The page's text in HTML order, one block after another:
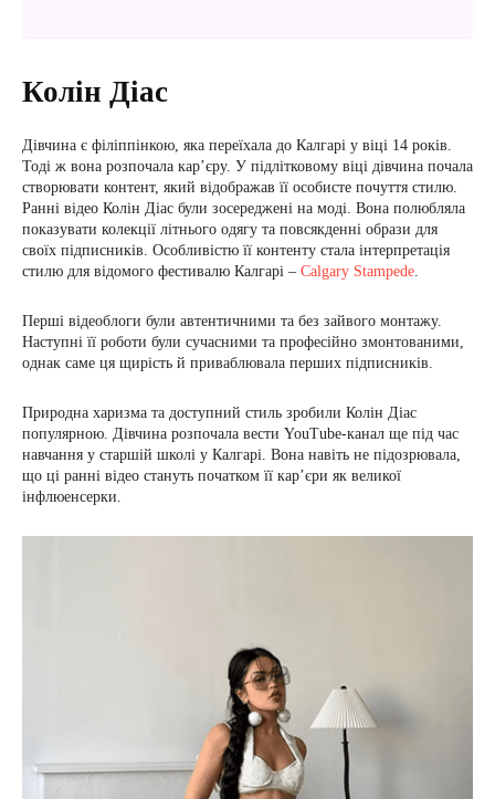
Колін Діас
Дівчина є філіппінкою, яка переїхала до Калгарі у віці 14 років.
Тоді ж вона розпочала кар’єру. У підлітковому віці дівчина почала
створювати контент, який відображав її особисте почуття стилю.
Ранні відео Колін Діас були зосереджені на моді. Вона полюбляла
показувати колекції літнього одягу та повсякденні образи для
своїх підписників. Особливістю її контенту стала інтерпретація
стилю для відомого фестивалю Калгарі – Calgary Stampede.
Перші відеоблоги були автентичними та без зайвого монтажу.
Наступні її роботи були сучасними та професійно змонтованими,
однак саме ця щирість й приваблювала перших підписників.
Природна харизма та доступний стиль зробили Колін Діас
популярною. Дівчина розпочала вести YouTube-канал ще під час
навчання у старшій школі у Калгарі. Вона навіть не підозрювала,
що ці ранні відео стануть початком її кар’єри як великої
інфлюенсерки.